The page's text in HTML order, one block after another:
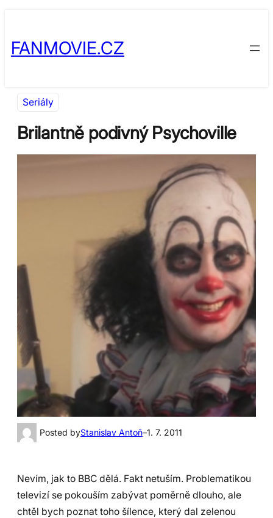
obsah
content
FANMOVIE.CZ
Seriály
Brilantně podivný Psychoville
Posted byStanislav Antoň–1. 7. 2011
Nevím, jak to BBC dělá. Fakt netuším. Problematikou
televizí se pokouším zabývat poměrně dlouho, ale
chtěl bych poznat toho šílence, který dal zelenou